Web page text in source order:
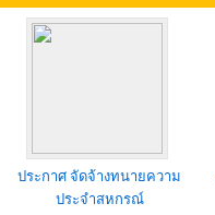
ประกาศ จัดจ้างทนายความ
ประจำสหกรณ์